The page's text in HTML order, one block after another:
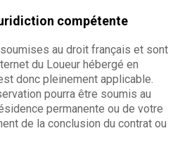
compétente
au droit français et sont
du Loueur hébergé en
donc pleinement applicable.
pourra être soumis au
permanente ou de votre
de la conclusion du contrat ou